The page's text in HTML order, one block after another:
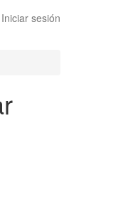
Iniciar sesión